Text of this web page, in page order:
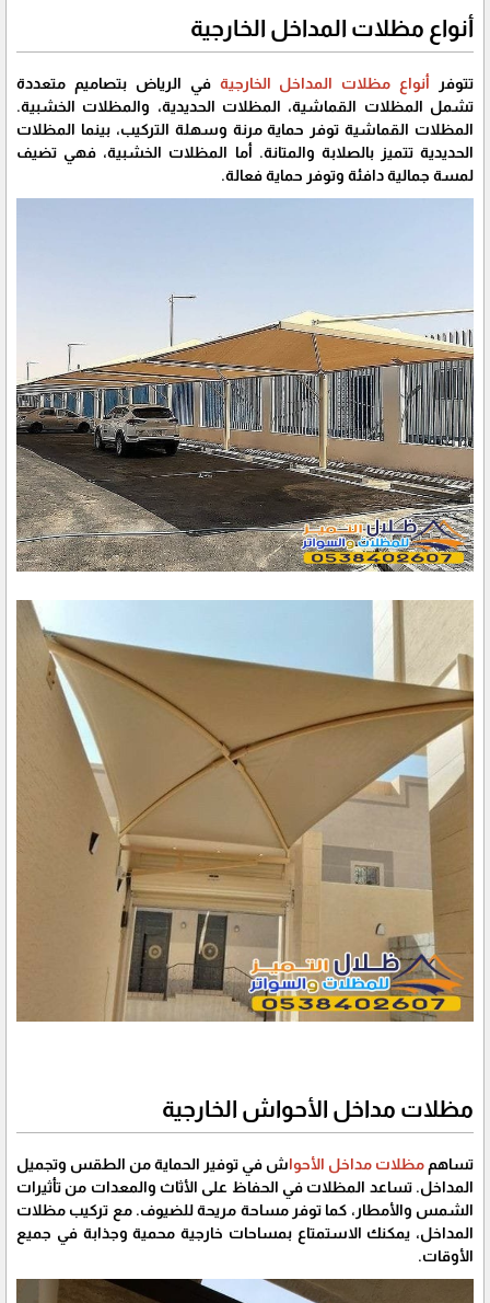
أنواع مظلات المداخل الخارجية
تتوفر أنواع مظلات المداخل الخارجية في الرياض بتصاميم متعددة
تشمل المظلات القماشية، المظلات الحديدية، والمظلات الخشبية.
المظلات القماشية توفر حماية مرنة وسهلة التركيب، بينما المظلات
الحديدية تتميز بالصلابة والمتانة. أما المظلات الخشبية، فهي تضيف
لمسة جمالية دافئة وتوفر حماية فعالة.
مظلات مداخل الأحواش الخارجية
تساهم مظلات مداخل الأحواش في توفير الحماية من الطقس وتجميل
المداخل. تساعد المظلات في الحفاظ على الأثاث والمعدات من تأثيرات
الشمس والأمطار، كما توفر مساحة مريحة للضيوف. مع تركيب مظلات
المداخل، يمكنك الاستمتاع بمساحات خارجية محمية وجذابة في جميع
الأوقات.